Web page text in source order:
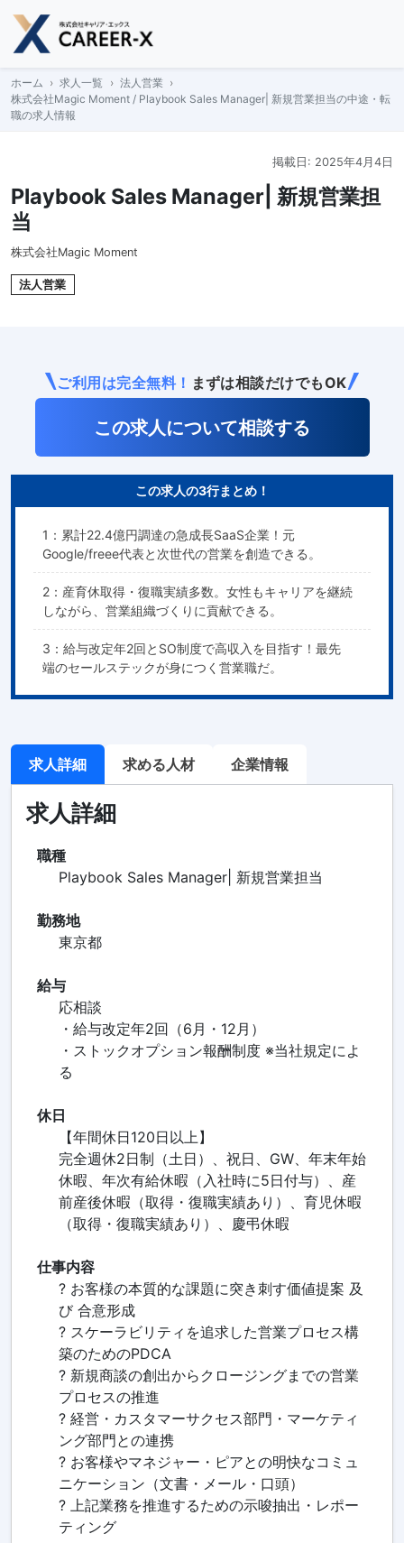
Skip
content
ホーム 求人一覧
法人営業
株式会社Magic Moment / Playbook Sales Manager| 新規営業担当の中途・転
職の求人情報
掲載日: 2025年4月4日
Playbook Sales Manager| 新規営業担
当
株式会社Magic Moment
法人営業
ご利用は完全無料！ まずは相談だけでもOK
この求人について相談する
この求人の3行まとめ！
1：累計22.4億円調達の急成長SaaS企業！元
Google/freee代表と次世代の営業を創造できる。
2：産育休取得・復職実績多数。女性もキャリアを継続
しながら、営業組織づくりに貢献できる。
3：給与改定年2回とSO制度で高収入を目指す！最先
端のセールステックが身につく営業職だ。
求人詳細 求める人材 企業情報
求人詳細
職種
Playbook Sales Manager| 新規営業担当
勤務地
東京都
給与
応相談
・給与改定年2回（6月・12月）
・ストックオプション報酬制度 ※当社規定によ
る
休日
【年間休日120日以上】
完全週休2日制（土日）、祝日、GW、年末年始
休暇、年次有給休暇（入社時に5日付与）、産
前産後休暇（取得・復職実績あり）、育児休暇
（取得・復職実績あり）、慶弔休暇
仕事内容
? お客様の本質的な課題に突き刺す価値提案 及
び 合意形成
? スケーラビリティを追求した営業プロセス構
築のためのPDCA
? 新規商談の創出からクロージングまでの営業
プロセスの推進
? 経営・カスタマーサクセス部門・マーケティ
ング部門との連携
? お客様やマネジャー・ピアとの明快なコミュ
ニケーション（文書・メール・口頭）
? 上記業務を推進するための示唆抽出・レポー
ティング